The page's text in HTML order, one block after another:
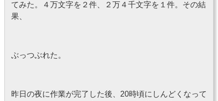
てみた。４万文字を２件、２万４千文字を１件。その結
果、
ぶっつぶれた。
昨日の夜に作業が完了した後、20時頃にしんどくなって